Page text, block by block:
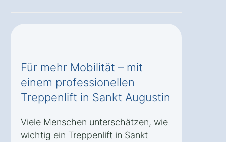
Für mehr Mobilität – mit
einem professionellen
Treppenlift in Sankt Augustin
Viele Menschen unterschätzen, wie
wichtig ein Treppenlift in Sankt